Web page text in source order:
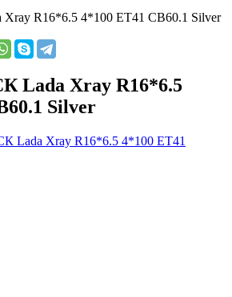
R16*6.5 4*100 ET41 CB60.1 Silver
Lada Xray R16*6.5
Silver